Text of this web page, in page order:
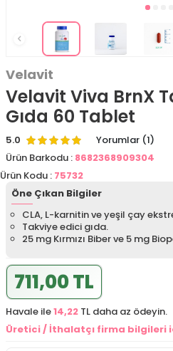
Velavit
Velavit Viva BrnX
Gıda 60 Tablet
5.0
Yorumlar (1)
Ürün Barkodu : 8682368909304
Ürün Kodu : 75732
Öne Çıkan Bilgiler
CLA, L-karnitin ve yeşil çay
Takviye edici gıda.
25 mg Kırmızı Biber ve 5 mg
711,00 TL
Havale ile14,22 TL daha az ödeyin.
Üretici / İthalatçı firma bilgileri